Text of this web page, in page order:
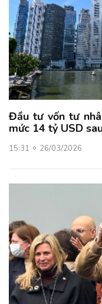
Đầu tư vốn tư
mức 14 tỷ USD
15:31 26/03/2026